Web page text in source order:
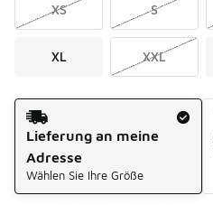
XS S
XL XXL
Versandart
Lieferung an meine
Adresse
Wählen Sie Ihre Größe